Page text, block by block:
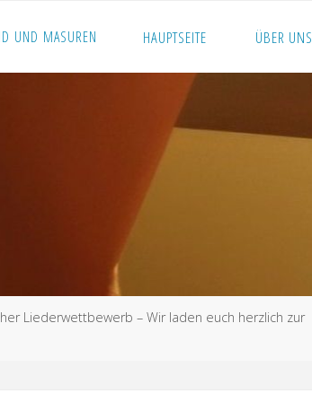
D UND MASUREN HAUPTSEITE ÜBER UNS
Liederwettbewerb – Wir laden euch herzlich zur